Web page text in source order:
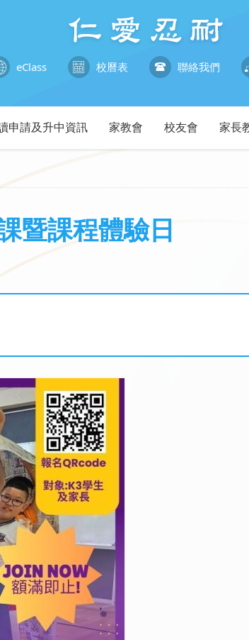
eClass 校曆表 聯絡我們
申請及升中資訊 家教會 校友會 家長
暨課程體驗日